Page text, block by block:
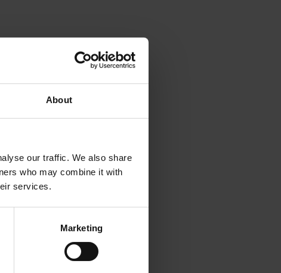
About
our traffic. We also share
who may combine it with
services.
Marketing
und
Anforderungen zu
mit
Branchen.
schafft
Die
im SWIFT-
unterstützt